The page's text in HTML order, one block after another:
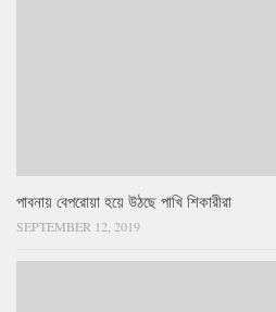
পাবনায় বেপরোয়া হয়ে উঠছে পাখি শিকারীরা
SEPTEMBER 12, 2019